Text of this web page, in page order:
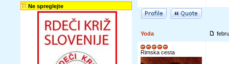
Ne spreglejte
Yoda
Rimska cesta